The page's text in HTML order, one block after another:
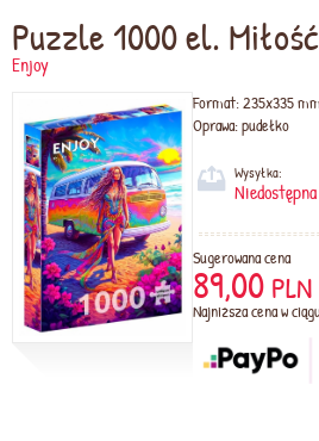
Puzzle 1000 el.
Enjoy
Format:235x335 mm
Oprawa:pudełko
Wysyłka:
Niedostępna
Sugerowana cena
89,00 PLN
Najniższa cena w